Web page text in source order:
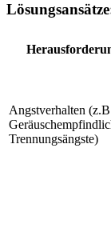
Angstverhalten
Trennungsängste)